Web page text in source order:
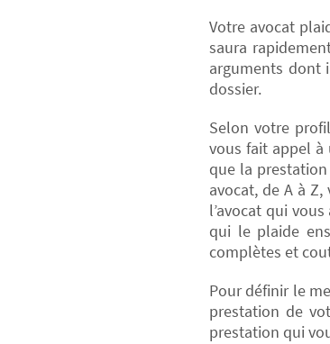
Votre avocat
saura
arguments dont
dossier.
Selon votre
vous fait appel à
que la
avocat, de A à
l’avocat qui
qui le plaide
complètes et
Pour définir le
prestation de
prestation qui